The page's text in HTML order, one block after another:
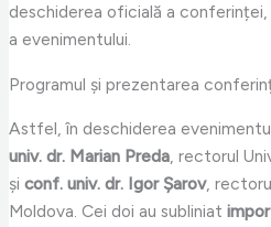
deschiderea oficială a conferinței,
a evenimentului.
Programul și prezentarea
Astfel, în deschiderea
univ. dr. Marian Preda, rectorul
șiconf. univ. dr. Igor Șarov,
Moldova. Cei doi au subliniat